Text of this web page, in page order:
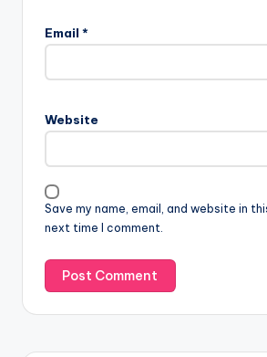
Email *
Website
Save my name, email, and website in
next time I comment.